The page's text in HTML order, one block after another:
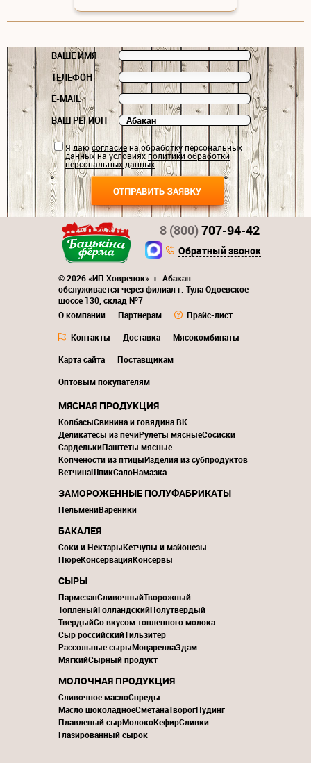
ВАШЕ ИМЯ
ТЕЛЕФОН
E-MAIL
ВАШ РЕГИОН
Я даюсогласиена обработку персональных
данных на условияхполитики обработки
персональных данных.
© 2026 «ИП Ховренок». г. Абакан
обслуживается через филиал г. Тула Одоевское
шоссе 130, склад №7
О компании
Партнерам
Прайс-лист
Контакты
Доставка
Мясокомбинаты
Карта сайта
Поставщикам
Оптовым покупателям
8 (800)707-94-42
Обратный звонок
МЯСНАЯ ПРОДУКЦИЯ
КолбасыСвинина и говядина ВК
Деликатесы из печиРулеты мясныеСосиски
СарделькиПаштеты мясные
Копчёности из птицыИзделия из субпродуктов
ВетчинаШпикСалоНамазка
ЗАМОРОЖЕННЫЕ ПОЛУФАБРИКАТЫ
ПельмениВареники
БАКАЛЕЯ
Соки и НектарыКетчупы и майонезы
ПюреКонсервацияКонсервы
СЫРЫ
ПармезанСливочныйТворожный
ТопленыйГолландскийПолутвердый
ТвердыйСо вкусом топленного молока
Сыр российскийТильзитер
Рассольные сырыМоцареллаЭдам
МягкийСырный продукт
МОЛОЧНАЯ ПРОДУКЦИЯ
Сливочное маслоСпреды
Масло шоколадноеСметанаТворогПудинг
Плавленый сырМолокоКефирСливки
Глазированный сырок